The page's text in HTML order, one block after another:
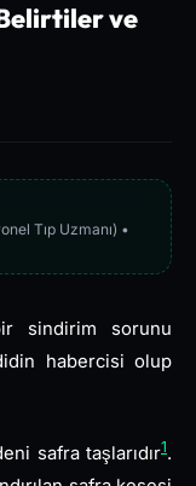
ve
Tıp Uzmanı) •
sindirim sorunu
habercisi olup
safra taşlarıdır1.